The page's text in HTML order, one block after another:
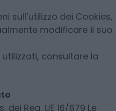
sull’utilizzo dei Cookies,
modificare il suo
consultare la
del Reg. UE 16/679 Le